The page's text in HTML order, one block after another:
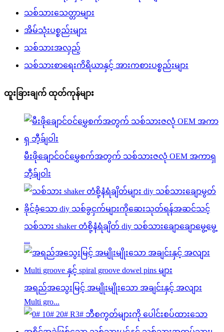
သစ်သားသေတ္တာများ
အိမ်သုံးပစ္စည်းများ
သစ်သားအလှည့်
သစ်သားစာရေးကိရိယာနှင့် အားကစားပစ္စည်းများ
ထူးခြားချက် ထုတ်ကုန်များ
မီးဖိုချောင်ဝင်မွှေစက်အတွက် သစ်သားဇလုံ OEM အကာရှ
ဘီ့ခ်ျဝါး
သစ်သား shaker တံစို့နံရံချိတ် diy သစ်သားချောချောမွေ့မွေ့
...
အရည်အသွေးမြင့် အမျိုးမျိုးသော အချင်းနှင့် အလျား
Multi gro...